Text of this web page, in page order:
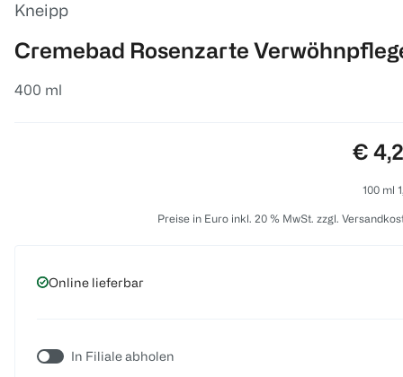
Kneipp
Cremebad Rosenzarte
400 ml
€
100 ml
Preise in Euro inkl. 20 % MwSt. zzgl.
Online lieferbar
In Filiale abholen